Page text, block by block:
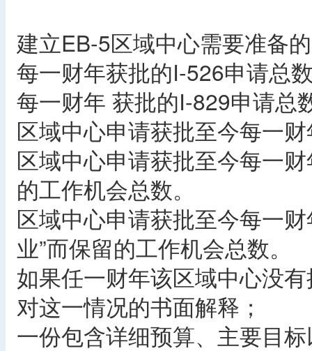
建立EB-5区域中心需要准备
每一财年获批的I-526申请总
每一财年 获批的I-829申请总
区域中心申请获批至今每一
区域中心申请获批至今每一
的工作机会总数。
区域中心申请获批至今每一
业”而保留的工作机会总数。
如果任一财年该区域中心没
对这一情况的书面解释；
一份包含详细预算、主要目